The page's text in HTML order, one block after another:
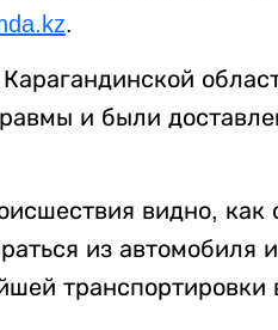
.
и были
видно, как
из автомобиля
транспортировки